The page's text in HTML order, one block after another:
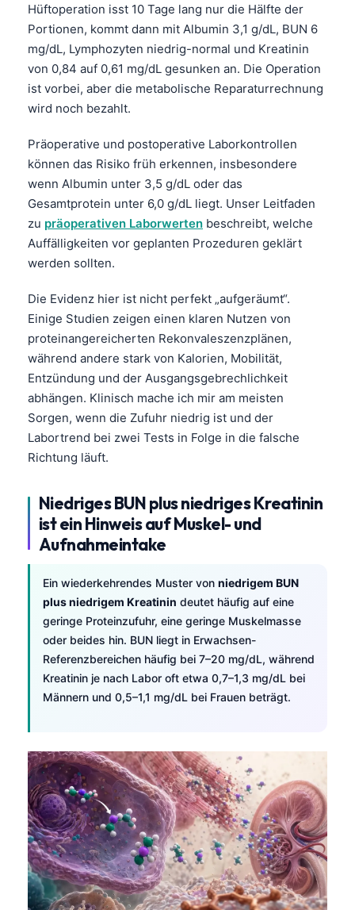
Hüftoperation isst 10 Tage lang nur die Hälfte der
Portionen, kommt dann mit Albumin 3,1 g/dL, BUN 6
mg/dL, Lymphozyten niedrig-normal und Kreatinin
von 0,84 auf 0,61 mg/dL gesunken an. Die Operation
ist vorbei, aber die metabolische Reparaturrechnung
wird noch bezahlt.
Präoperative und postoperative Laborkontrollen
können das Risiko früh erkennen, insbesondere
wenn Albumin unter 3,5 g/dL oder das
Gesamtprotein unter 6,0 g/dL liegt. Unser Leitfaden
zu präoperativen Laborwerten beschreibt, welche
Auffälligkeiten vor geplanten Prozeduren geklärt
werden sollten.
Die Evidenz hier ist nicht perfekt „aufgeräumt“.
Einige Studien zeigen einen klaren Nutzen von
proteinangereicherten Rekonvaleszenzplänen,
während andere stark von Kalorien, Mobilität,
Entzündung und der Ausgangsgebrechlichkeit
abhängen. Klinisch mache ich mir am meisten
Sorgen, wenn die Zufuhr niedrig ist und der
Labortrend bei zwei Tests in Folge in die falsche
Richtung läuft.
Niedriges BUN plus niedriges Kreatinin
ist ein Hinweis auf Muskel- und
Aufnahmeintake
Ein wiederkehrendes Muster von niedrigem BUN
plus niedrigem Kreatinin deutet häufig auf eine
geringe Proteinzufuhr, eine geringe Muskelmasse
oder beides hin. BUN liegt in Erwachsen-
Referenzbereichen häufig bei 7–20 mg/dL, während
Kreatinin je nach Labor oft etwa 0,7–1,3 mg/dL bei
Männern und 0,5–1,1 mg/dL bei Frauen beträgt.
اردو
मराठी
తెలుగు
தமிழ்
ગુજરાતી
ಕನ್ನಡ
Tiếng Việt
Tagalog
ไทย
ဗမာစာ
ភាសាខ្មែរ
አማርኛ
Українська
Català
Қазақ тілі
Suomi
Hrvatski
Slovenčina
كوردی‎
پښتو
සිංහල
অসমীয়া
Latviešu valoda
Македонски јазик
Euskara
Gàidhlig
Occitan
العربية المغربية
Afrikaans